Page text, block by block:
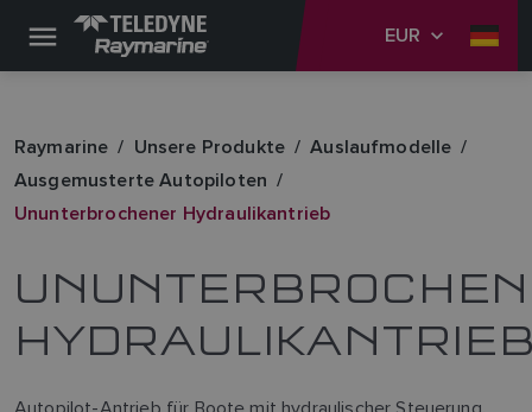
EUR
Raymarine Unsere Produkte
Auslaufmodelle
Ausgemusterte Autopiloten
Ununterbrochener Hydraulikantrieb